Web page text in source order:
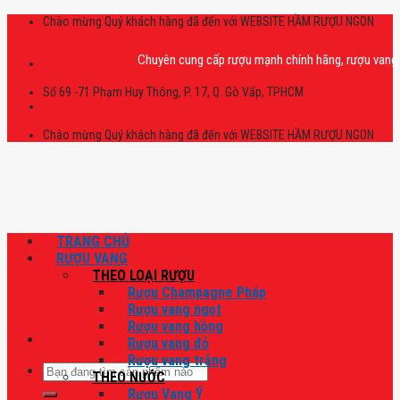
Skip
Chào mừng Quý khách hàng đã đến với WEBSITE HẦM RƯỢU NGON
Chuyên cung cấp rượu mạnh chính hãng, rượu vang
Số 69 -71 Phạm Huy Thông, P. 17, Q. Gò Vấp, TPHCM
Chào mừng Quý khách hàng đã đến với WEBSITE HẦM RƯỢU NGON
Tìm
kiếm:
TRANG CHỦ
RƯỢU VANG
THEO LOẠI RƯỢU
Rượu Champagne Pháp
Rượu vang ngọt
Rượu vang hồng
Rượu vang đỏ
Rượu vang trắng
THEO NƯỚC
Rượu Vang Ý